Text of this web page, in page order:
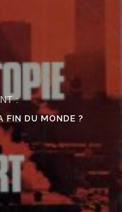
:
FIN DU MONDE ?